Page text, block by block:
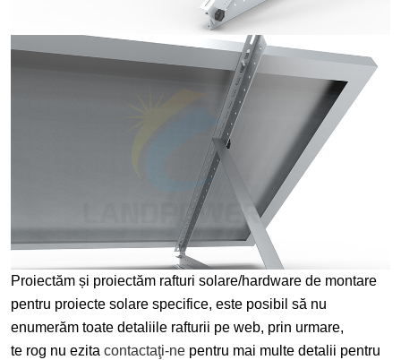
Proiectăm și proiectăm rafturi solare/hardware de montare
pentru proiecte solare specifice, este posibil să nu
enumerăm toate detaliile rafturii pe web, prin urmare,
te rog nu ezita contactaţi-ne pentru mai multe detalii pentru